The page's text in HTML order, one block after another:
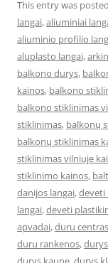
This entry was
langai,aliuminiai
aliuminio profilio
aluplasto langai,
balkono durys,
kainos, balkono
balkono stiklinimas
stiklinimas, balkonų
balkonų stiklinimas
stiklinimas vilniuje
stiklinimo kainos,
danijos langai,deveti
langai,deveti
apvadai,duru centras
duru rankenos,durys